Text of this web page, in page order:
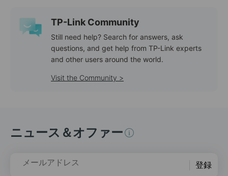
TP-Link Community
Still need help? Search for answers, ask
questions, and get help from TP-Link experts
and other users around the world.
Visit the Community >
ニュース＆オファー
メールアドレス 登録